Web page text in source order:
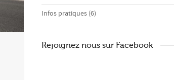
Infos pratiques (6)
Rejoignez nous sur Facebook